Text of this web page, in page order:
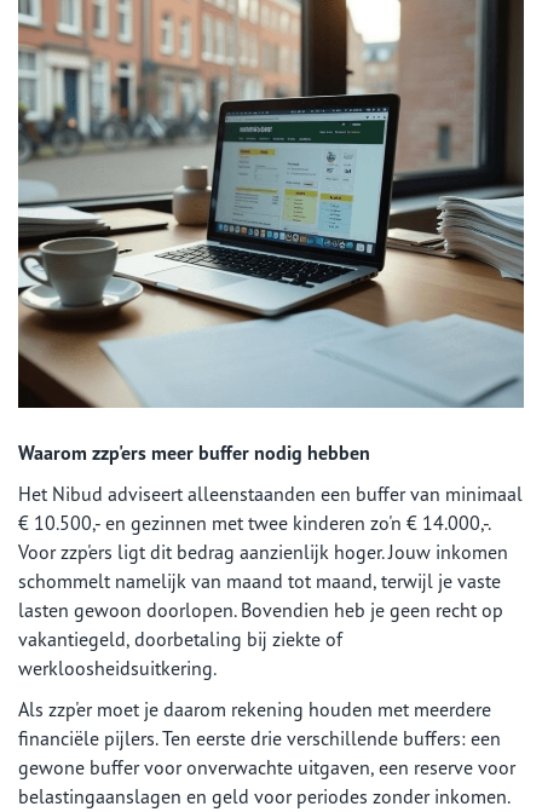
Waarom zzp'ers meer buffer nodig hebben
Het Nibud adviseert alleenstaanden een buffer van minimaal
€ 10.500,- en gezinnen met twee kinderen zo'n € 14.000,-.
Voor zzp'ers ligt dit bedrag aanzienlijk hoger. Jouw inkomen
schommelt namelijk van maand tot maand, terwijl je vaste
lasten gewoon doorlopen. Bovendien heb je geen recht op
vakantiegeld, doorbetaling bij ziekte of
werkloosheidsuitkering.
Als zzp'er moet je daarom rekening houden met meerdere
financiële pijlers. Ten eerste drie verschillende buffers: een
gewone buffer voor onverwachte uitgaven, een reserve voor
belastingaanslagen en geld voor periodes zonder inkomen.